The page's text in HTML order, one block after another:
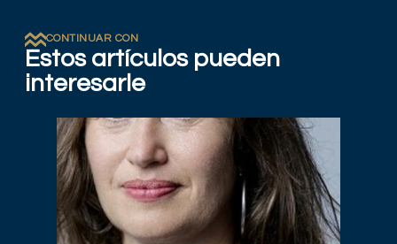
CONTINUAR CON
Estos artículos pueden
interesarle